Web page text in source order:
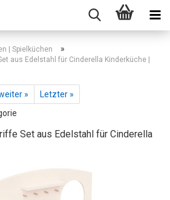
| Spielküchen »
aus Edelstahl für Cinderella Kinderküche |
»
Letzter »
Set aus Edelstahl für Cinderella